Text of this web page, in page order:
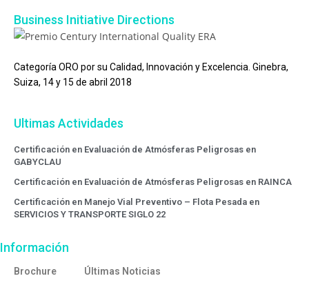
Business Initiative Directions
Categoría ORO por su Calidad, Innovación y Excelencia. Ginebra,
Suiza, 14 y 15 de abril 2018
Ultimas Actividades
Certificación en Evaluación de Atmósferas Peligrosas en
GABYCLAU
Certificación en Evaluación de Atmósferas Peligrosas en RAINCA
Certificación en Manejo Vial Preventivo – Flota Pesada en
SERVICIOS Y TRANSPORTE SIGLO 22
Información
Brochure
Últimas Noticias